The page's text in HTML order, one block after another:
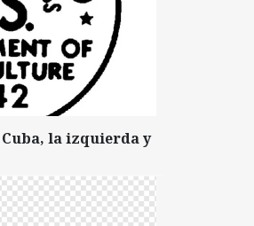
la izquierda y